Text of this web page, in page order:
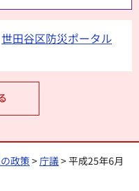
世田谷区防災ポータル
政策>庁議> 平成25年6月